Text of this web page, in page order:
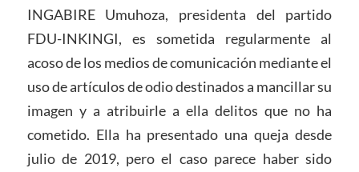
INGABIRE Umuhoza, presidenta del partido
FDU-INKINGI, es sometida regularmente al
acoso de los medios de comunicación mediante el
uso de artículos de odio destinados a mancillar su
imagen y a atribuirle a ella delitos que no ha
cometido. Ella ha presentado una queja desde
julio de 2019, pero el caso parece haber sido